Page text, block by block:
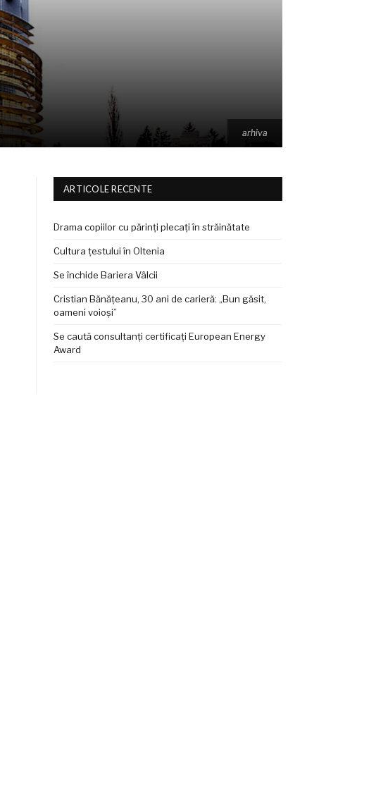
arhiva
arhiva
ARTICOLE RECENTE
Drama copiilor cu părinți plecați în străinătate
Cultura țestului în Oltenia
Se închide Bariera Vâlcii
Cristian Bănățeanu, 30 ani de carieră: „Bun găsit,
oameni voioși”
Se caută consultanți certificați European Energy
Award